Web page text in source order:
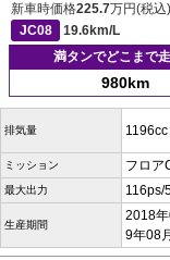
新車時価格225.7万円(税込)
JC08
19.6km/L
満タンでどこまで
980km
排気量 1196cc
ミッション フロア
最大出力 116ps/
生産期間
2018
9年08月